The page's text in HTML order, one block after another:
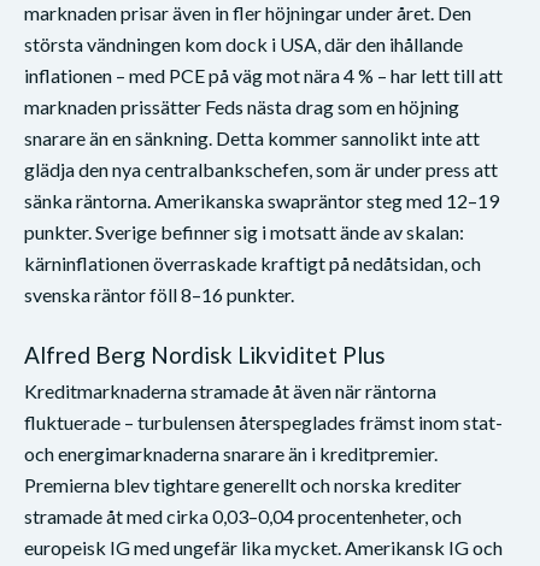
marknaden prisar även in fler höjningar under året. Den
största vändningen kom dock i USA, där den ihållande
inflationen – med PCE på väg mot nära 4 % – har lett till att
marknaden prissätter Feds nästa drag som en höjning
snarare än en sänkning. Detta kommer sannolikt inte att
glädja den nya centralbankschefen, som är under press att
sänka räntorna. Amerikanska swapräntor steg med 12–19
punkter. Sverige befinner sig i motsatt ände av skalan:
kärninflationen överraskade kraftigt på nedåtsidan, och
svenska räntor föll 8–16 punkter.
Alfred Berg Nordisk Likviditet Plus
Kreditmarknaderna stramade åt även när räntorna
fluktuerade – turbulensen återspeglades främst inom stat-
och energimarknaderna snarare än i kreditpremier.
Premierna blev tightare generellt och norska krediter
stramade åt med cirka 0,03–0,04 procentenheter, och
europeisk IG med ungefär lika mycket. Amerikansk IG och